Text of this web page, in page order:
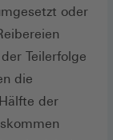
oder
Teilerfolge
die
der